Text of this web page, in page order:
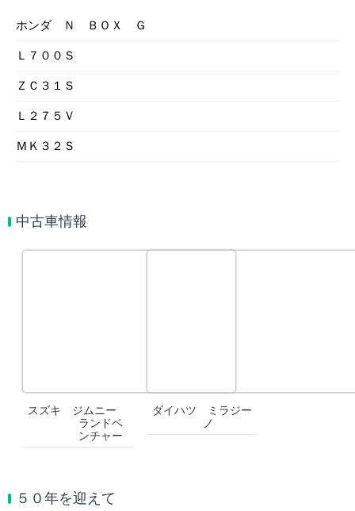
ホンダ Ｎ ＢＯＸ Ｇ
Ｌ７００Ｓ
ＺＣ３１Ｓ
Ｌ２７５Ｖ
ＭＫ３２Ｓ
中古車情報
スズキ ジムニー
ランドベ
ンチャー
ダイハツ ミラジー
ノ
５０年を迎えて